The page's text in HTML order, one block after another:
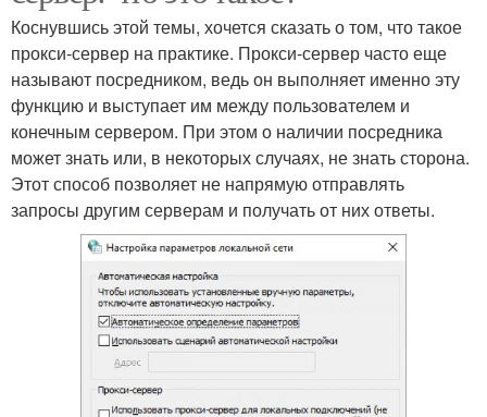
Коснувшись этой темы, хочется сказать о том, что такое
прокси-сервер на практике. Прокси-сервер часто еще
называют посредником, ведь он выполняет именно эту
функцию и выступает им между пользователем и
конечным сервером. При этом о наличии посредника
может знать или, в некоторых случаях, не знать сторона.
Этот способ позволяет не напрямую отправлять
запросы другим серверам и получать от них ответы.